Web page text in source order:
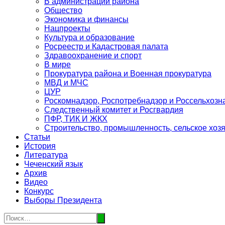
Общество
Экономика и финансы
Нацпроекты
Культура и образование
Росреестр и Кадастровая палата
Здравоохранение и спорт
В мире
Прокуратура района и Военная прокуратура
МВД и МЧС
ЦУР
Роскомнадзор, Роспотребнадзор и
Следственный комитет и Росгвардия
ПФР, ТИК И ЖКХ
Строительство, промышленность, сельское
Статьи
История
Литература
Чеченский язык
Архив
Видео
Конкурс
Выборы Президента